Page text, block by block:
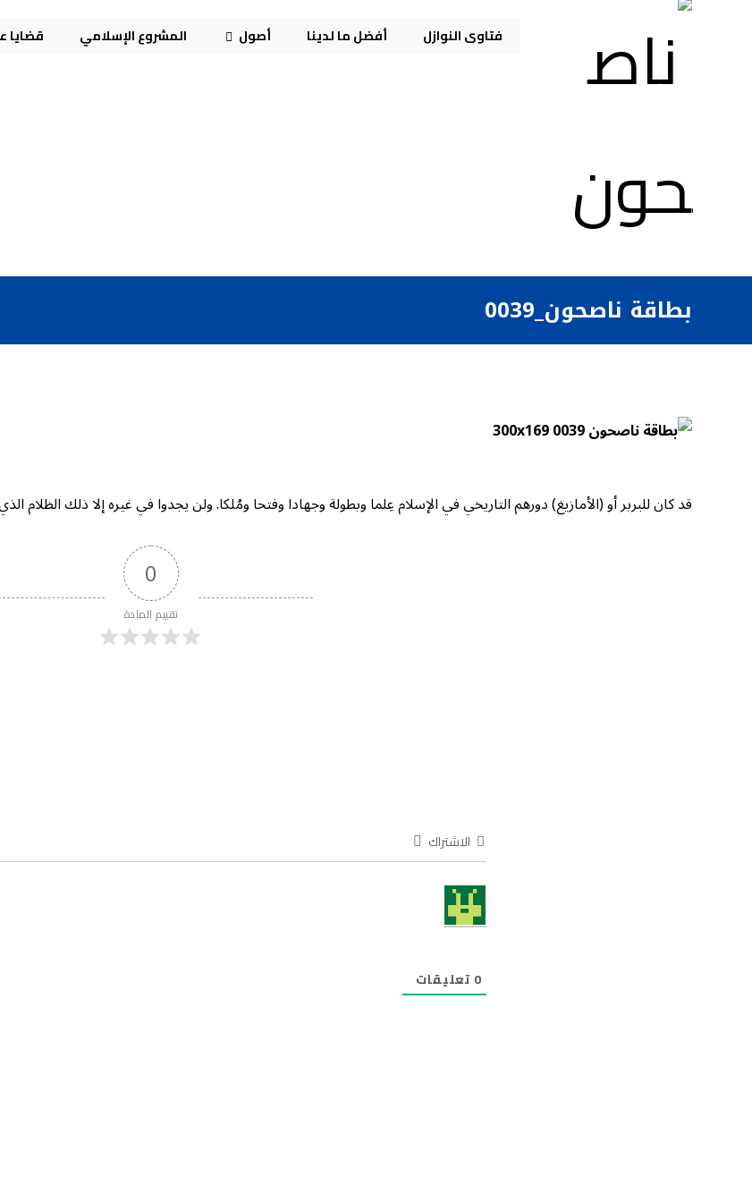
فتاوى النوازل أفضل ما لدينا أصول المشروع الإسلامي قضايا
بطاقة ناصحون_0039
قد كان للبربر أو (الأمازيغ) دورهم التاريخي في الإسلام عِلما وبطولة وجهادا وفتحا ومُلكا. ولن يجدوا في غيره إلا ذلك
0
تقييم المادة
الاشتراك
0 تعليقات